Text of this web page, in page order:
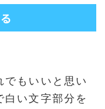
でもいいと思い
白い文字部分を